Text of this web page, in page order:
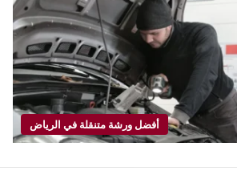
أفضل ورشة متنقلة في الرياض